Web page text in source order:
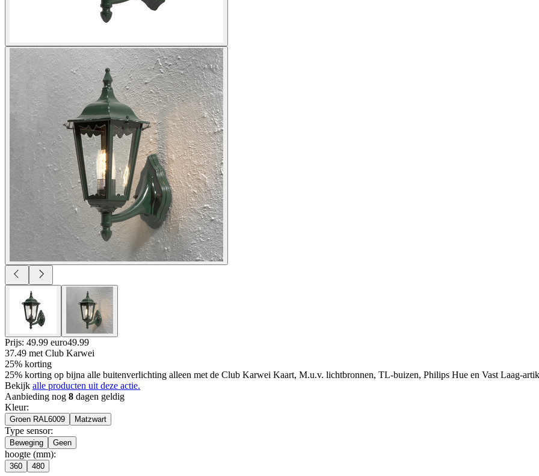
Prijs: 49.99 euro49.99
37.49 met Club Karwei
25% korting
25% korting op bijna alle buitenverlichting alleen met de Club Karwei Kaart, M.u.v. lichtbronnen, TL-buizen, Philips Hue en Vast Laag-
Bekijk alle producten uit deze actie.
Aanbieding nog 8 dagen geldig
Kleur:
Groen RAL6009 Matzwart
Type sensor:
Beweging Geen
hoogte (mm):
360 480